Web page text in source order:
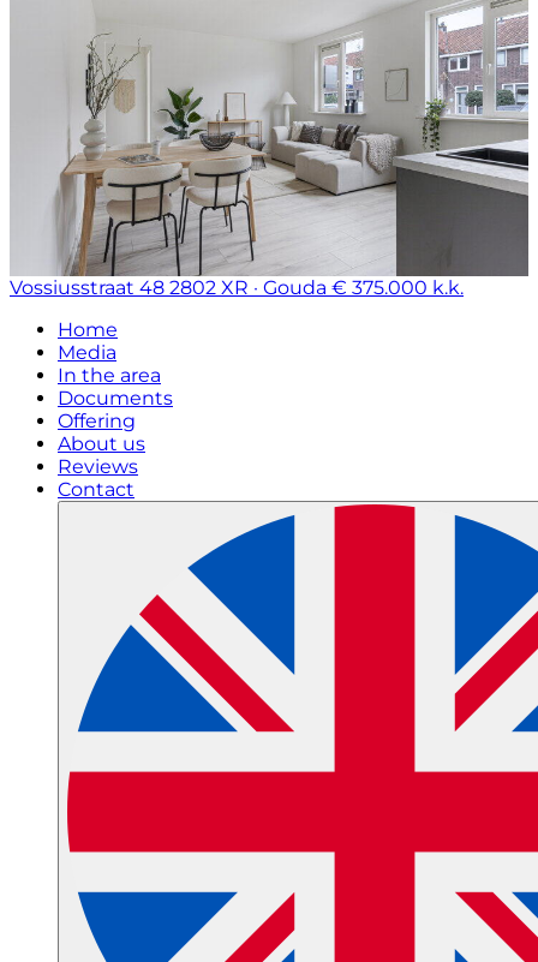
Vossiusstraat 48 2802 XR · Gouda € 375.000 k.k.
Home
Media
In the area
Documents
Offering
About us
Reviews
Contact